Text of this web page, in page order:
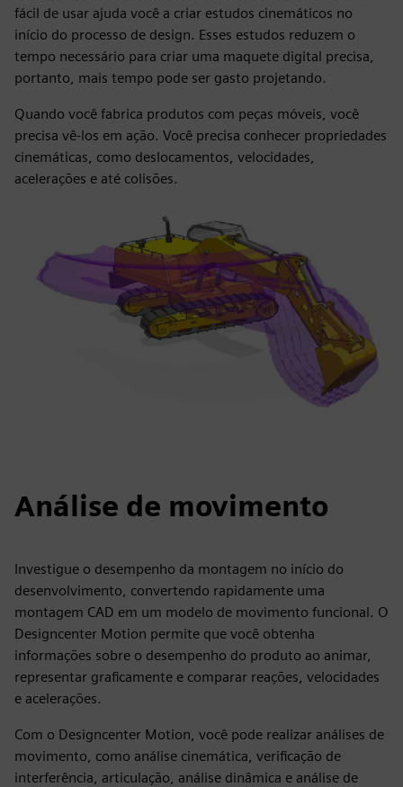
fácil de usar ajuda você a criar estudos cinemáticos no
início do processo de design. Esses estudos reduzem o
tempo necessário para criar uma maquete digital precisa,
portanto, mais tempo pode ser gasto projetando.
Quando você fabrica produtos com peças móveis, você
precisa vê-los em ação. Você precisa conhecer propriedades
cinemáticas, como deslocamentos, velocidades,
acelerações e até colisões.
Análise de movimento
Investigue o desempenho da montagem no início do
desenvolvimento, convertendo rapidamente uma
montagem CAD em um modelo de movimento funcional. O
Designcenter Motion permite que você obtenha
informações sobre o desempenho do produto ao animar,
representar graficamente e comparar reações, velocidades
e acelerações.
Com o Designcenter Motion, você pode realizar análises de
movimento, como análise cinemática, verificação de
interferência, articulação, análise dinâmica e análise de